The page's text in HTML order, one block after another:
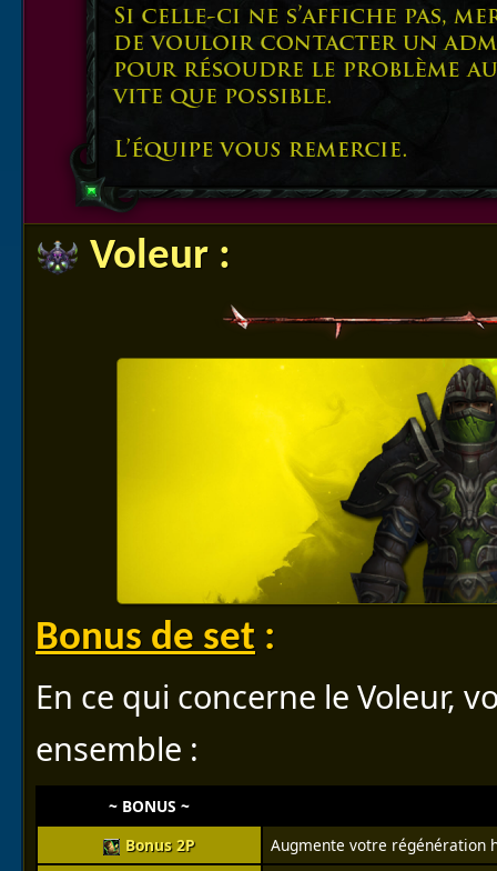
Voleur :
Bonus de set :
En ce qui concerne le Voleur,
ensemble :
~ BONUS ~
Bonus 2P
Augmente votre régénération